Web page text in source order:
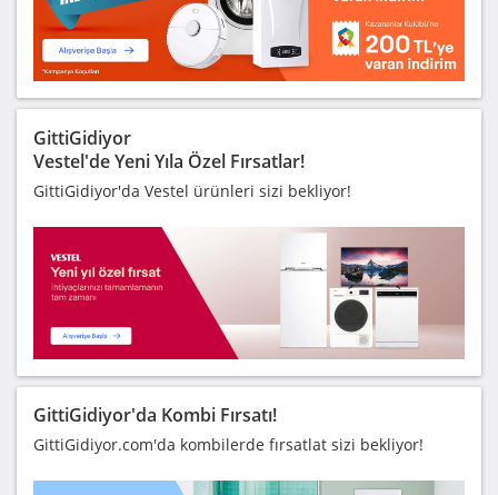
GittiGidiyor
Vestel'de Yeni Yıla Özel Fırsatlar!
GittiGidiyor'da Vestel ürünleri sizi bekliyor!
GittiGidiyor'da Kombi Fırsatı!
GittiGidiyor.com'da kombilerde fırsatlat sizi bekliyor!